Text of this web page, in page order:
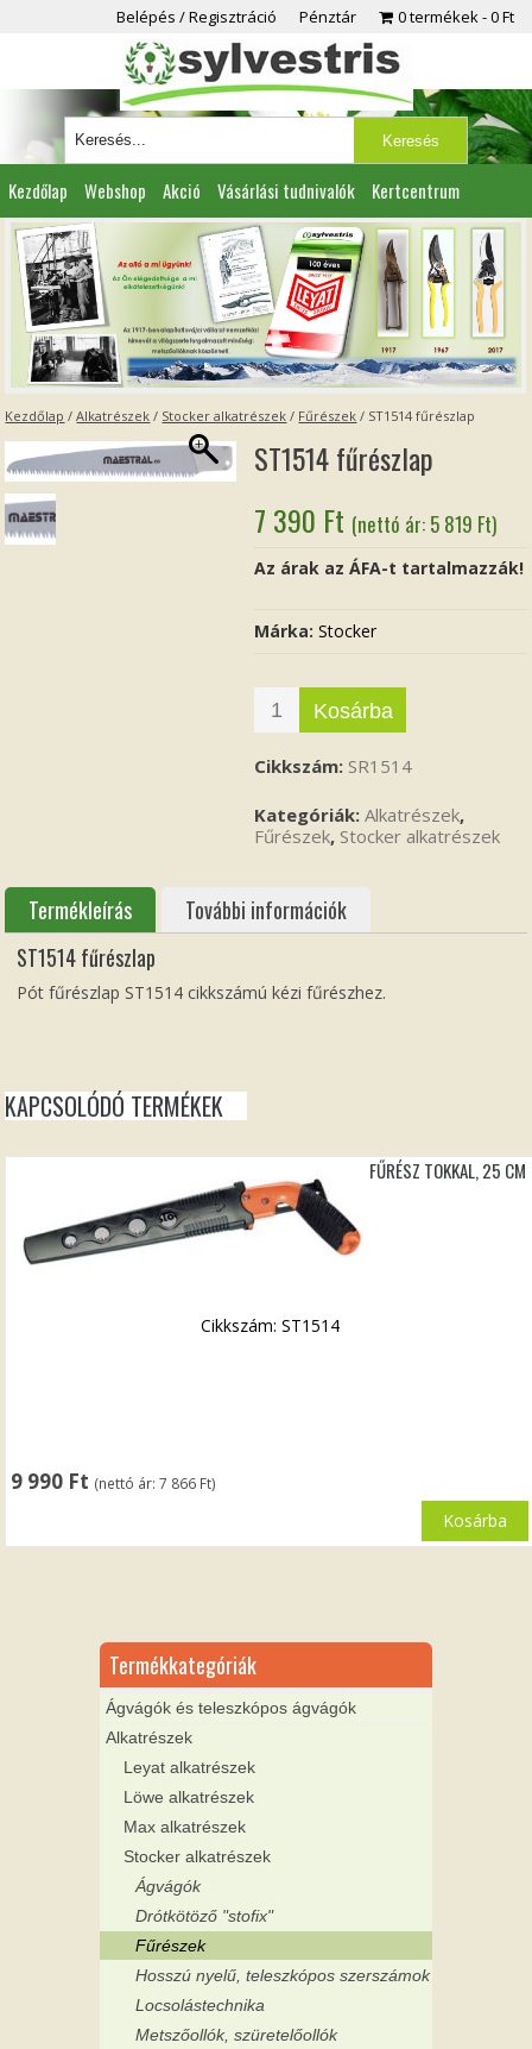
Belépés / Regisztráció Pénztár 0 termékek 0 Ft
Kezdőlap Webshop Akció Vásárlási tudnivalók Kertcentrum
Viszonteladóknak Partnereink Kapcsolat
Kezdőlap /Alkatrészek / Stocker alkatrészek / Fűrészek / ST1514 fűrészlap
ST1514 fűrészlap
7 390 Ft (nettó ár: 5 819 Ft)
Az árak az ÁFA-t tartalmazzák!
Márka:Stocker
Kosárba
Cikkszám: SR1514
Kategóriák:Alkatrészek,
Fűrészek, Stocker alkatrészek
Termékleírás
További információk
ST1514 fűrészlap
Pót fűrészlap ST1514 cikkszámú kézi fűrészhez.
KAPCSOLÓDÓ TERMÉKEK
FŰRÉSZ TOKKAL, 25 CM
9 990 Ft (nettó ár:7 866 Ft)
Cikkszám: ST1514
Kosárba
Termékkategóriák
Ágvágók és teleszkópos ágvágók
Alkatrészek
Leyat alkatrészek
Löwe alkatrészek
Max alkatrészek
Stocker alkatrészek
Ágvágók
Drótkötöző "stofix"
Fűrészek
Hosszú nyelű, teleszkópos szerszámok
Locsolástechnika
Metszőollók, szüretelőollók